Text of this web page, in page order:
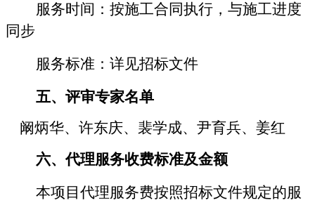
服务时间 ： 按施工合同执行，与施工进度
同步
服务标准 ：详见招标文件
五、评审专家名单
阚炳华、许东庆、裴学成、尹育兵、姜红
六、代理服务收费标准及金额
本项目代理服务费按照招标文件规定的服